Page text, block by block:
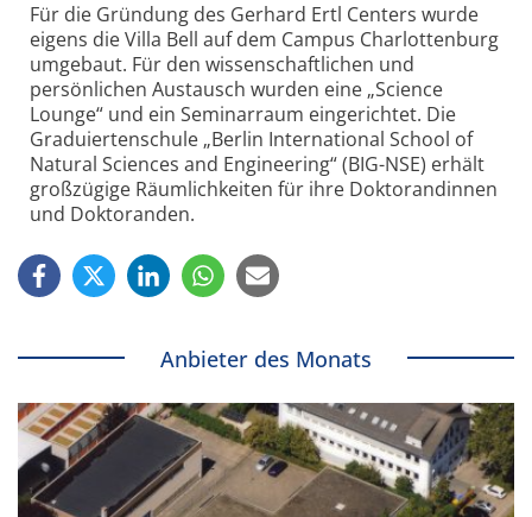
Für die Gründung des Gerhard Ertl Centers wurde
eigens die Villa Bell auf dem Campus Charlottenburg
umgebaut. Für den wissenschaftlichen und
persönlichen Austausch wurden eine „Science
Lounge“ und ein Seminarraum eingerichtet. Die
Graduiertenschule „Berlin International School of
Natural Sciences and Engineering“ (BIG-NSE) erhält
großzügige Räumlichkeiten für ihre Doktorandinnen
und Doktoranden.
Anbieter des Monats